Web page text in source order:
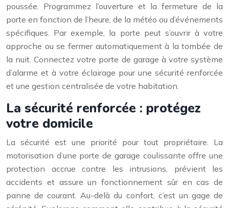
poussée. Programmez l’ouverture et la fermeture de la
porte en fonction de l’heure, de la météo ou d’événements
spécifiques. Par exemple, la porte peut s’ouvrir à votre
approche ou se fermer automatiquement à la tombée de
la nuit. Connectez votre porte de garage à votre système
d’alarme et à votre éclairage pour une sécurité renforcée
et une gestion centralisée de votre habitation.
La sécurité renforcée : protégez
votre domicile
La sécurité est une priorité pour tout propriétaire. La
motorisation d’une porte de garage coulissante offre une
protection accrue contre les intrusions, prévient les
accidents et assure un fonctionnement sûr en cas de
panne de courant. Au-delà du confort, c’est un gage de